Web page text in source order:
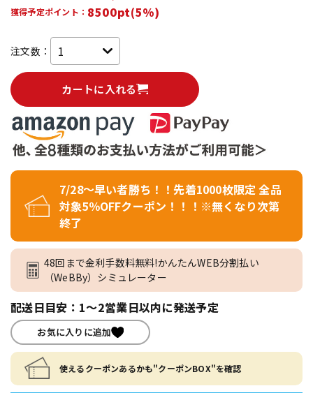
獲得予定ポイント： 8500pt(5%)
注文数：
カートに入れる
7/28～早い者勝ち！！先着1000枚限定 全品
対象5％OFFクーポン！！！※無くなり次第
終了
48回まで金利手数料無料!かんたんWEB分割払い
（WeBBy）シミュレーター
配送日目安：1～2営業日以内に発送予定
お気に入りに追加
使えるクーポンあるかも"クーポンBOX"を確認